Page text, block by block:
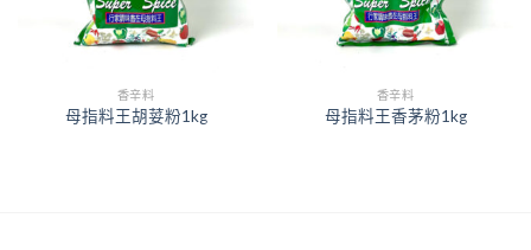
香辛料
母指料王胡荽粉1kg
香辛料
母指料王香茅粉1kg